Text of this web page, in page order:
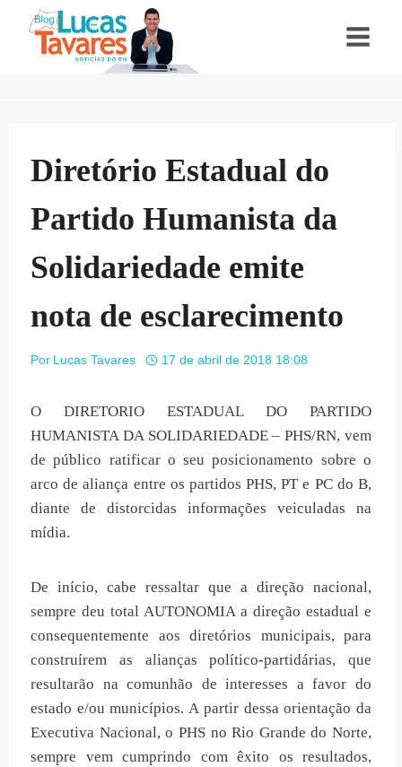
Diretório Estadual do
Partido Humanista da
Solidariedade emite
nota de esclarecimento
Por Lucas Tavares 17 de abril de 2018 18:08
O DIRETORIO ESTADUAL DO PARTIDO
HUMANISTA DA SOLIDARIEDADE – PHS/RN, vem
de público ratificar o seu posicionamento sobre o
arco de aliança entre os partidos PHS, PT e PC do B,
diante de distorcidas informações veiculadas na
mídia.
De início, cabe ressaltar que a direção nacional,
sempre deu total AUTONOMIA a direção estadual e
consequentemente aos diretórios municipais, para
construírem as alianças político-partidárias, que
resultarão na comunhão de interesses a favor do
estado e/ou municípios. A partir dessa orientação da
Executiva Nacional, o PHS no Rio Grande do Norte,
sempre vem cumprindo com êxito os resultados,